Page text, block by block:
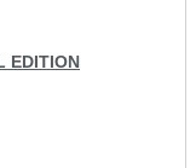
EDITION